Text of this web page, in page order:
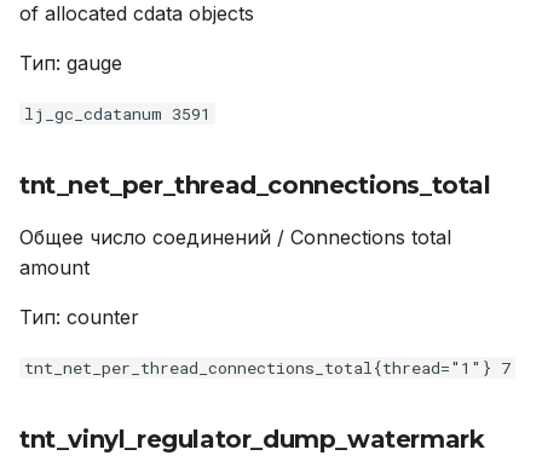
of allocated cdata objects
Тип: gauge
lj_gc_cdatanum 3591
tnt_net_per_thread_connections_total
Общее число соединений / Connections total
amount
Тип: counter
tnt_net_per_thread_connections_total{thread="1"} 7
tnt_vinyl_regulator_dump_watermark